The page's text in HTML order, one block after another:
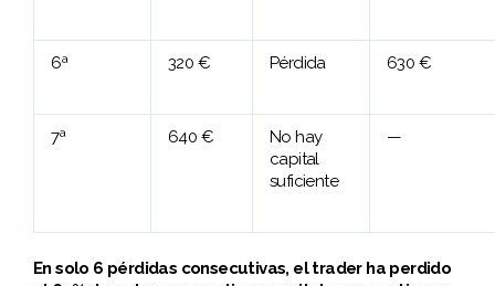
6ª 320 € Pérdida 630 €
7ª 640 €
No hay
capital
suficiente
—
En solo 6 pérdidas consecutivas, el trader ha perdido